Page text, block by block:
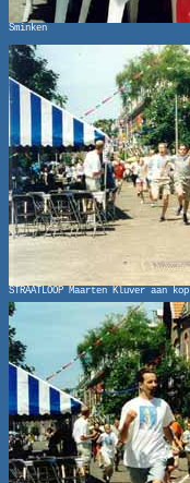
Sminken
STRAATLOOP Maarten Kluver aan kop